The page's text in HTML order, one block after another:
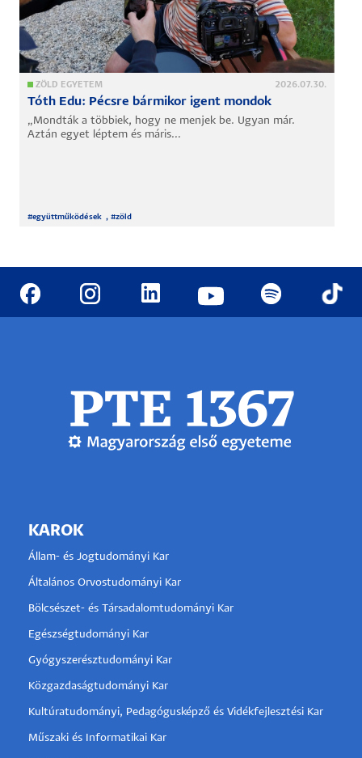
ZÖLD EGYETEM 2026.07.30.
Tóth Edu: Pécsre bármikor igent mondok
„Mondták a többiek, hogy ne menjek be. Ugyan már.
Aztán egyet léptem és máris...
#együttműködések , #zöld
KAROK
Állam- és Jogtudományi Kar
Általános Orvostudományi Kar
Bölcsészet- és Társadalomtudományi Kar
Egészségtudományi Kar
Gyógyszerésztudományi Kar
Közgazdaságtudományi Kar
Kultúratudományi, Pedagógusképző és Vidékfejlesztési Kar
Műszaki és Informatikai Kar